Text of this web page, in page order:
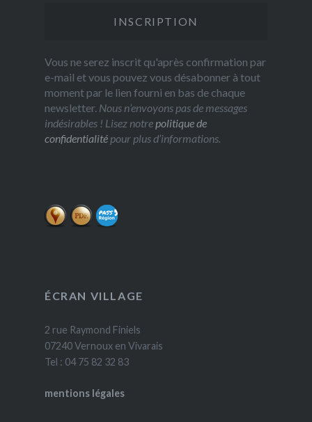
Vous ne serez inscrit qu'après confirmation par
e-mail et vous pouvez vous désabonner à tout
moment par le lien fourni en bas de chaque
newsletter. Nous n’envoyons pas de messages
indésirables ! Lisez notrepolitique de
confidentialitépour plus d’informations.
ÉCRAN VILLAGE
2 rue Raymond Finiels
07240 Vernoux en Vivarais
Tel : 04 75 82 32 83
mentions légales